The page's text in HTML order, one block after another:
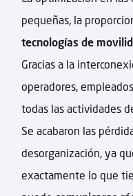
pequeñas, la
tecnologías de
Gracias a la
operadores,
todas las actividades
Se acabaron las
desorganización, ya
exactamente lo que